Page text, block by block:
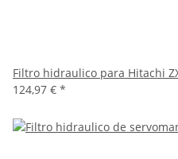
Filtro hidraulico para Hitachi
124,97 € *